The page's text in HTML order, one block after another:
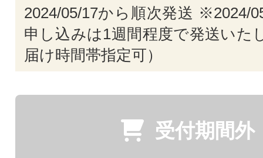
2024/05/17から順次発送 ※2024/
申し込みは1週間程度で発送いた
届け時間帯指定可）
受付期間外